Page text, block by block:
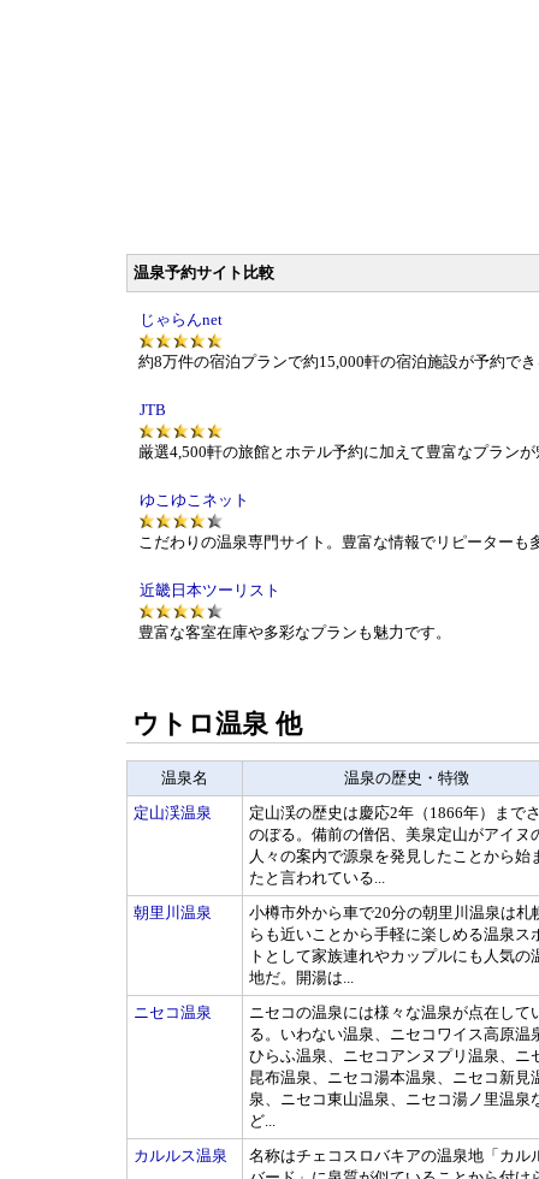
温泉予約サイト比較
じゃらんnet
約8万件の宿泊プランで約15,000軒の宿泊施設が予約で
JTB
厳選4,500軒の旅館とホテル予約に加えて豊富なプラン
ゆこゆこネット
こだわりの温泉専門サイト。豊富な情報でリピーターも
近畿日本ツーリスト
豊富な客室在庫や多彩なプランも魅力です。
ウトロ温泉 他
温泉名
温泉の歴史・特徴
定山渓温泉
定山渓の歴史は慶応2年（1866年）まで
のぼる。備前の僧侶、美泉定山がアイヌ
人々の案内で源泉を発見したことから始
たと言われている...
朝里川温泉
小樽市外から車で20分の朝里川温泉は札
らも近いことから手軽に楽しめる温泉ス
トとして家族連れやカップルにも人気の
地だ。開湯は...
ニセコ温泉
ニセコの温泉には様々な温泉が点在して
る。いわない温泉、ニセコワイス高原温
ひらふ温泉、ニセコアンヌプリ温泉、ニ
昆布温泉、ニセコ湯本温泉、ニセコ新見
泉、ニセコ東山温泉、ニセコ湯ノ里温泉
ど...
カルルス温泉
名称はチェコスロバキアの温泉地「カル